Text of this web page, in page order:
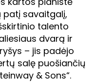
patį savaitgalį,
talento
dvarą ir
– jis padėjo
salę puošiančių
& Sons“.